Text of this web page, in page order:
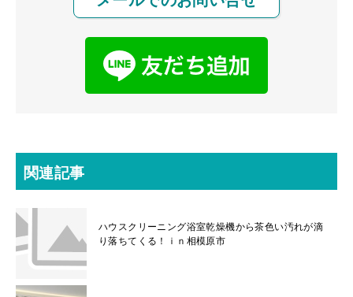
関連記事
ハウスクリーニング浴室乾燥機から茶色い汚れが滴
り落ちてくる！ｉｎ相模原市